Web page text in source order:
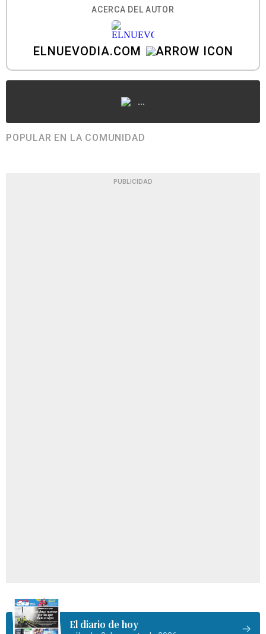
ACERCA DEL AUTOR
ELNUEVODIA.COM
...
POPULAR EN LA COMUNIDAD
PUBLICIDAD
El diario de hoy